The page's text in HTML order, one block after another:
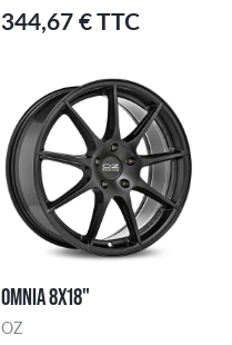
344,67 € TTC
OMNIA 8X18"
OZ